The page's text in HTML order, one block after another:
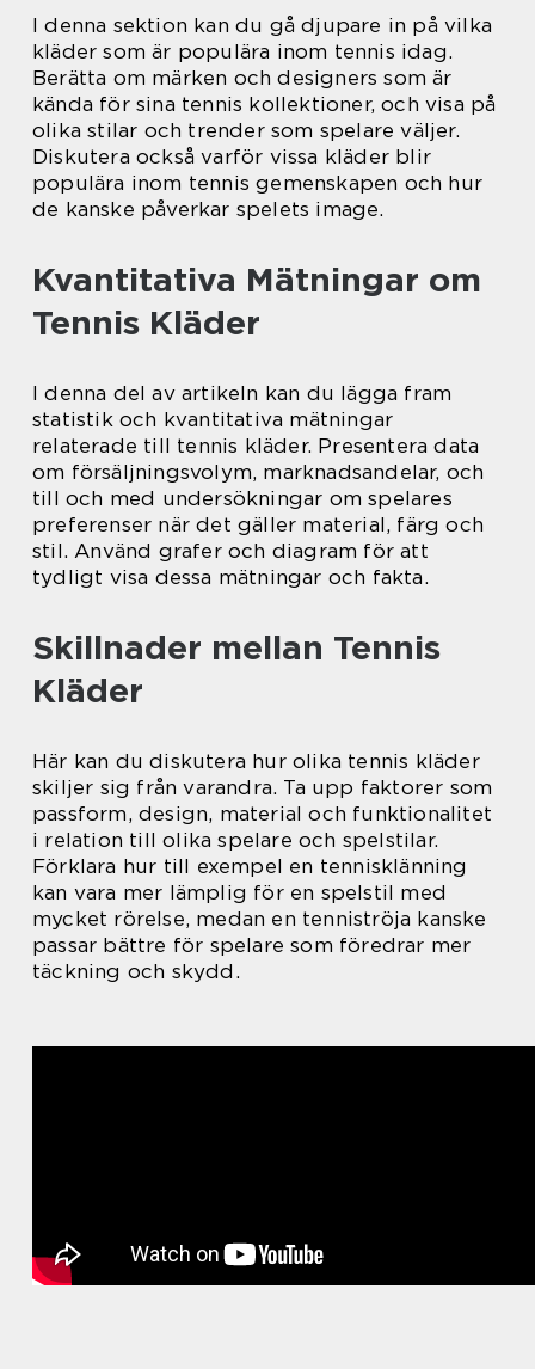
I denna sektion kan du gå djupare in på vilka
kläder som är populära inom tennis idag.
Berätta om märken och designers som är
kända för sina tennis kollektioner, och visa på
olika stilar och trender som spelare väljer.
Diskutera också varför vissa kläder blir
populära inom tennis gemenskapen och hur
de kanske påverkar spelets image.
Kvantitativa Mätningar om
Tennis Kläder
I denna del av artikeln kan du lägga fram
statistik och kvantitativa mätningar
relaterade till tennis kläder. Presentera data
om försäljningsvolym, marknadsandelar, och
till och med undersökningar om spelares
preferenser när det gäller material, färg och
stil. Använd grafer och diagram för att
tydligt visa dessa mätningar och fakta.
Skillnader mellan Tennis
Kläder
Här kan du diskutera hur olika tennis kläder
skiljer sig från varandra. Ta upp faktorer som
passform, design, material och funktionalitet
i relation till olika spelare och spelstilar.
Förklara hur till exempel en tennisklänning
kan vara mer lämplig för en spelstil med
mycket rörelse, medan en tenniströja kanske
passar bättre för spelare som föredrar mer
täckning och skydd.